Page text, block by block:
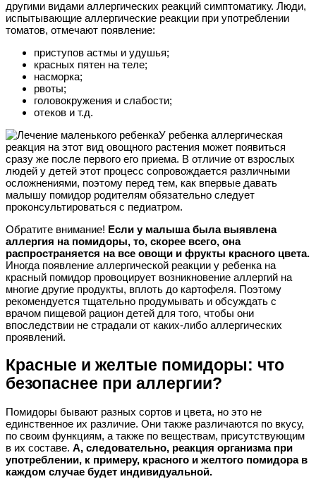
другими видами аллергических реакций симптоматику. Люди,
испытывающие аллергические реакции при употреблении
томатов, отмечают появление:
приступов астмы и удушья;
красных пятен на теле;
насморка;
рвоты;
головокружения и слабости;
отеков и т.д.
У ребенка аллергическая
реакция на этот вид овощного растения может появиться
сразу же после первого его приема. В отличие от взрослых
людей у детей этот процесс сопровождается различными
осложнениями, поэтому перед тем, как впервые давать
малышу помидор родителям обязательно следует
проконсультироваться с педиатром.
Обратите внимание! Если у малыша была выявлена
аллергия на помидоры, то, скорее всего, она
распространяется на все овощи и фрукты красного цвета.
Иногда появление аллергической реакции у ребенка на
красный помидор провоцирует возникновение аллергий на
многие другие продукты, вплоть до картофеля. Поэтому
рекомендуется тщательно продумывать и обсуждать с
врачом пищевой рацион детей для того, чтобы они
впоследствии не страдали от каких-либо аллергических
проявлений.
Красные и желтые помидоры: что
безопаснее при аллергии?
Помидоры бывают разных сортов и цвета, но это не
единственное их различие. Они также различаются по вкусу,
по своим функциям, а также по веществам, присутствующим
в их составе. А, следовательно, реакция организма при
употреблении, к примеру, красного и желтого помидора в
каждом случае будет индивидуальной.